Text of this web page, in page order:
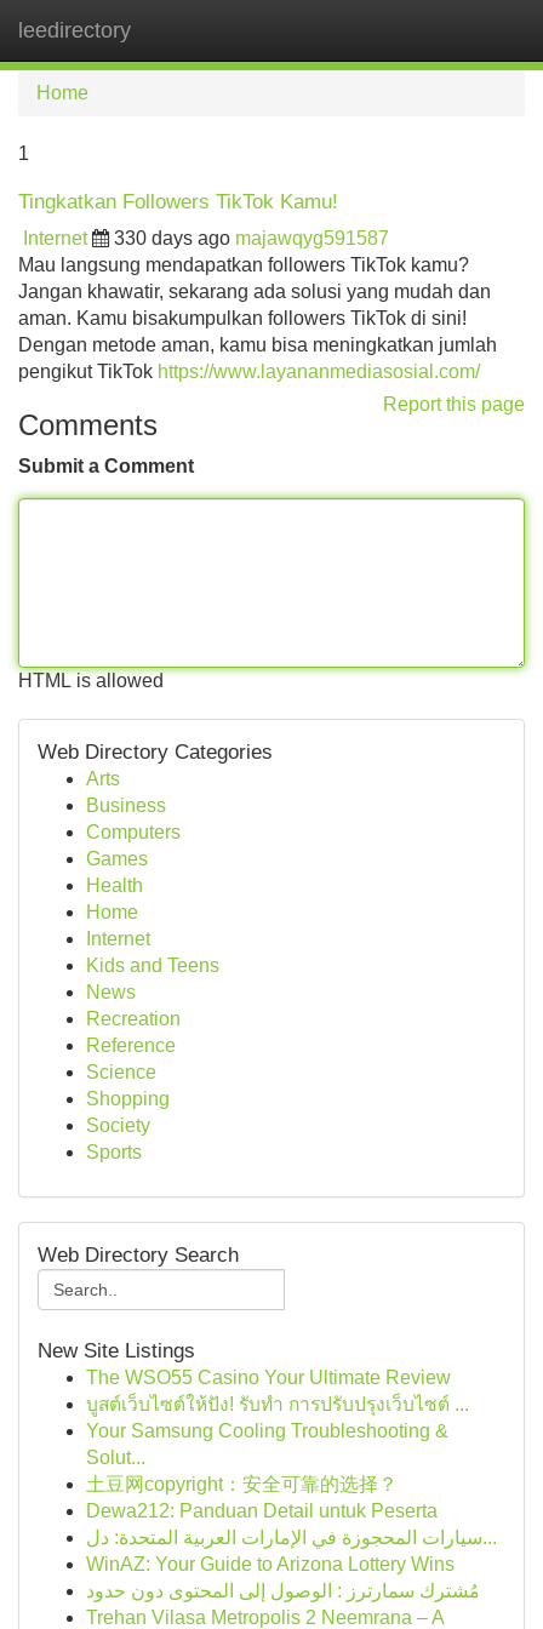
leedirectory
Home
1
Tingkatkan Followers TikTok Kamu!
Internet 330 days ago majawqyg591587
Mau langsung mendapatkan followers TikTok kamu?
Jangan khawatir, sekarang ada solusi yang mudah dan
aman. Kamu bisakumpulkan followers TikTok di sini!
Dengan metode aman, kamu bisa meningkatkan jumlah
pengikut TikTok https://www.layananmediasosial.com/
Report this page
Comments
Submit a Comment
HTML is allowed
Web Directory Categories
Arts
Business
Computers
Games
Health
Home
Internet
Kids and Teens
News
Recreation
Reference
Science
Shopping
Society
Sports
Web Directory Search
New Site Listings
The WSO55 Casino Your Ultimate Review
บูสต์เว็บไซต์ให้ปัง! รับทำ การปรับปรุงเว็บไซต์ ...
Your Samsung Cooling Troubleshooting &
Solut...
土豆网copyright：安全可靠的选择？
Dewa212: Panduan Detail untuk Peserta
سيارات المحجوزة في الإمارات العربية المتحدة: دل...
WinAZ: Your Guide to Arizona Lottery Wins
مُشترك سمارترز : الوصول إلى المحتوى دون حدود
Trehan Vilasa Metropolis 2 Neemrana – A